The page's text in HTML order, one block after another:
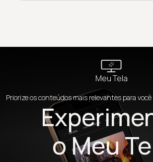
Meu Tela
Priorize os conteúdos mais relevantes para você
o Meu